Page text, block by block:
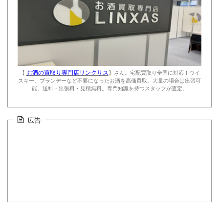
【 お酒の買取り専門店リンクサス 】さん。宅配買取り全国に対応！ウイ
スキー、ブランデーなど不要になったお酒を高価買取。大量の場合は出張可
能。送料・出張料・見積無料。専門知識を持つスタッフが査定。
広告